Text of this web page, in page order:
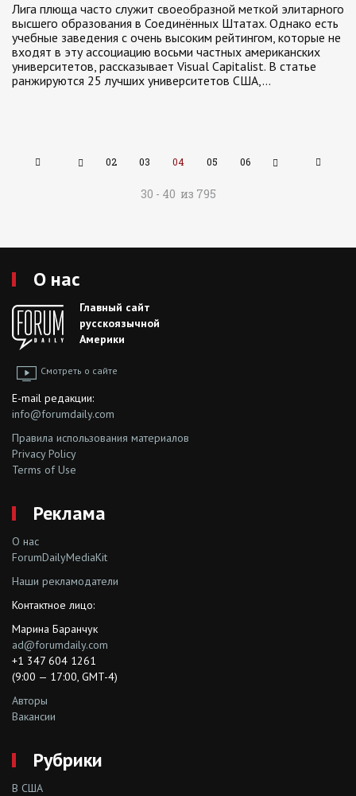
Лига плюща часто служит своеобразной меткой элитарного
высшего образования в Соединённых Штатах. Однако есть
учебные заведения с очень высоким рейтингом, которые не
входят в эту ассоциацию восьми частных американских
университетов, рассказывает Visual Capitalist. В статье
ранжируются 25 лучших университетов США,…
02 03 04 05 06
30 - 40 из 795
О нас
Главный сайт
русскоязычной
Америки
Смотреть о сайте
E-mail редакции:
info@forumdaily.com
Правила использования материалов
Privacy Policy
Terms of Use
Реклама
О нас
ForumDailyMediaKit
Наши рекламодатели
Контактное лицо:
Марина Баранчук
ad@forumdaily.com
+1 347 604 1261
(9:00 — 17:00, GMT-4)
Авторы
Вакансии
Рубрики
В США